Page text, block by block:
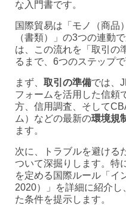
な入門書です。
国際貿易は「モノ（商品
（書類）」の3つの連動
は、この流れを「取引の
るまで、6つのステップ
まず、 取引の準備では、
フォームを活用した信頼
方、信用調査、そして
ム）などの最新の環境規
ます。
次に、トラブルを避ける
ついて深掘りします。特
を定める国際ルール「イ
2020）」を詳細に紹介
た条件を提示します。